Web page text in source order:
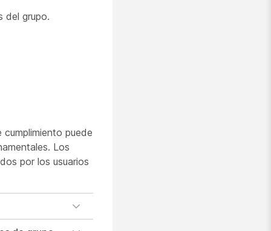
del grupo.
puede
Los
por los usuarios